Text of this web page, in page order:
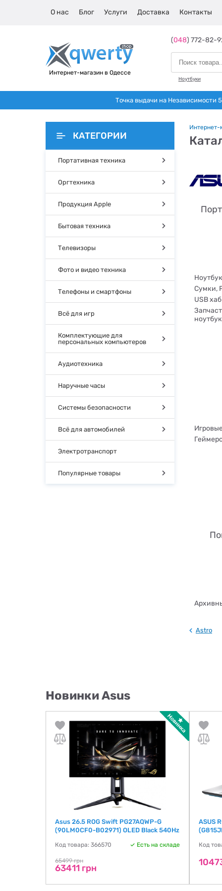
О нас Блог Услуги Доставка Контакты
Интернет-магазин в Одессе
(048) 772-82-
Ноутбуки
Точка выдачи на Независимости
КАТЕГОРИИ
Портативная техника
Оргтехника
Продукция Apple
Бытовая техника
Телевизоры
Фото и видео техника
Телефоны и смартфоны
Всё для игр
Комплектующие для
персональных компьютеров
Аудиотехника
Наручные часы
Системы безопасности
Всё для автомобилей
Электротранспорт
Популярные товары
Интернет-
Сумки,
USB
Astro
Новинки Asus
Asus 26.5 ROG Swift PG27AQWP-G
(90LM0CF0-B02971) OLED Black 540Hz
Код товара: 366570 Есть на складе
65499 грн
63411 грн
ASUS
Код